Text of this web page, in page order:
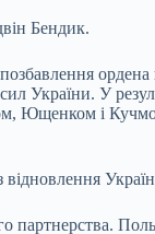
Бендик.
ордена
України. У
Ющенком і
партнерства.